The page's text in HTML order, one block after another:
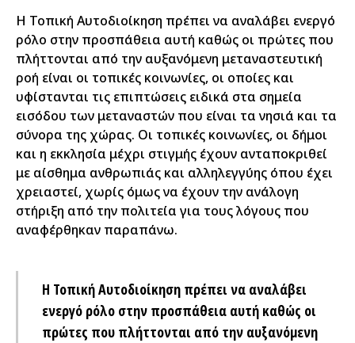
Η Τοπική Αυτοδιοίκηση πρέπει να αναλάβει ενεργό
ρόλο στην προσπάθεια αυτή καθώς οι πρώτες που
πλήττονται από την αυξανόμενη μεταναστευτική
ροή είναι οι τοπικές κοινωνίες, οι οποίες και
υφίστανται τις επιπτώσεις ειδικά στα σημεία
εισόδου των μεταναστών που είναι τα νησιά και τα
σύνορα της χώρας. Οι τοπικές κοινωνίες, οι δήμοι
και η εκκλησία μέχρι στιγμής έχουν ανταποκριθεί
με αίσθημα ανθρωπιάς και αλληλεγγύης όπου έχει
χρειαστεί, χωρίς όμως να έχουν την ανάλογη
στήριξη από την πολιτεία για τους λόγους που
αναφέρθηκαν παραπάνω.
Η Τοπική Αυτοδιοίκηση πρέπει να αναλάβει
ενεργό ρόλο στην προσπάθεια αυτή καθώς οι
πρώτες που πλήττονται από την αυξανόμενη